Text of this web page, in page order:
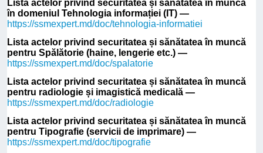
Lista actelor privind securitatea și sănătatea în muncă
în domeniul Tehnologia informației (IT) —
https://ssmexpert.md/doc/tehnologia-informatiei
Lista actelor privind securitatea și sănătatea în muncă
pentru Spălătorie (haine, lengerie etc.) —
https://ssmexpert.md/doc/spalatorie
Lista actelor privind securitatea și sănătatea în muncă
pentru radiologie și imagistică medicală —
https://ssmexpert.md/doc/radiologie
Lista actelor privind securitatea și sănătatea în muncă
pentru Tipografie (servicii de imprimare) —
https://ssmexpert.md/doc/tipografie